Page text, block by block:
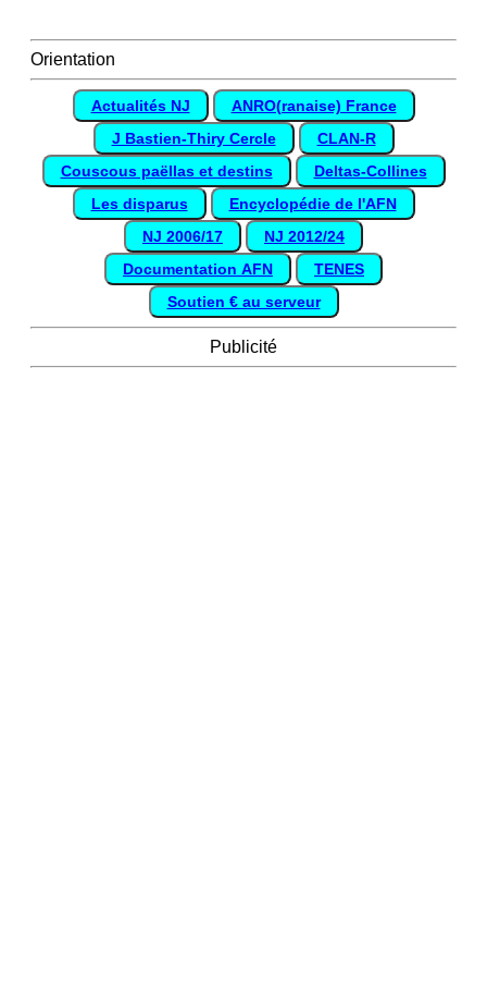
Orientation
Actualités NJ
ANRO(ranaise) France
J Bastien-Thiry Cercle
CLAN-R
Couscous paëllas et destins
Deltas-Collines
Les disparus
Encyclopédie de l'AFN
NJ 2006/17
NJ 2012/24
Documentation AFN
TENES
Soutien € au serveur
Publicité